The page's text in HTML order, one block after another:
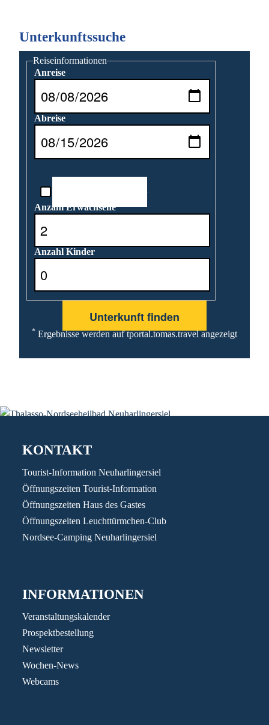
Unterkunftssuche
Reiseinformationen
Anreise
Abreise
Anzahl Erwachsene
Anzahl Kinder
* Ergebnisse werden auf tportal.tomas.travel angezeigt
KONTAKT
Tourist-Information Neuharlingersiel
Öffnungszeiten Tourist-Information
Öffnungszeiten Haus des Gastes
Öffnungszeiten Leuchttürmchen-Club
Nordsee-Camping Neuharlingersiel
INFORMATIONEN
Veranstaltungskalender
Prospektbestellung
Newsletter
Wochen-News
Webcams